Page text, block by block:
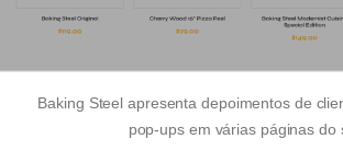
Baking Steel apresenta depoimentos de
pop-upsem várias páginas do